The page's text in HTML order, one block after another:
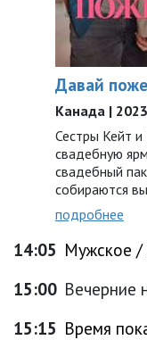
Давай
Канада |
Сестры Кейт
свадебную
свадебный
собираются
подробнее
14:05 Мужское /
15:00 Вечерние
15:15 Время